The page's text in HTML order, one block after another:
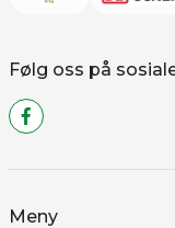
Følg oss på
Meny